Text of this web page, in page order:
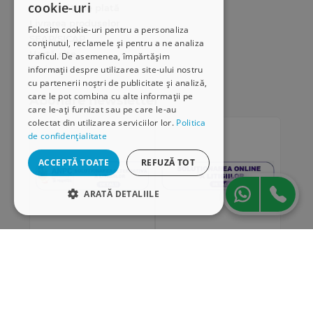
cookie-uri
Folosim cookie-uri pentru a personaliza
conținutul, reclamele și pentru a ne analiza
traficul. De asemenea, împărtășim
informații despre utilizarea site-ului nostru
cu partenerii noștri de publicitate și analiză,
care le pot combina cu alte informații pe
care le-ați furnizat sau pe care le-au
colectat din utilizarea serviciilor lor. Politica
de confidențialitate
ACCEPTĂ TOATE REFUZĂ TOT
ARATĂ DETALIILE
Modalități de plată
SEAP/SICAP
Hartă site
Cariere
Abonare newsletter